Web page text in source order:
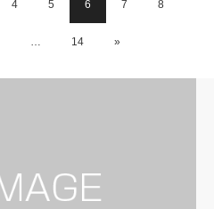
4 5 6 7 8
… 14 »